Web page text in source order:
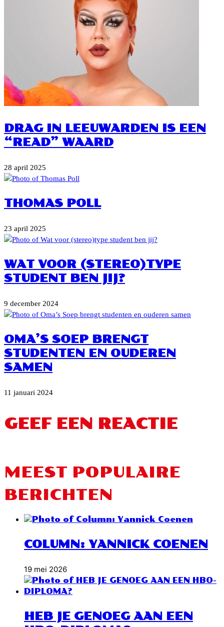
DRAG IN LEEUWARDEN IS EEN
“READ” WAARD
28 april 2025
THOMAS POLL
23 april 2025
WAT VOOR (STEREO)TYPE
STUDENT BEN JIJ?
9 december 2024
OMA’S SOEP BRENGT
STUDENTEN EN OUDEREN
SAMEN
11 januari 2024
GEEF EEN REACTIE
MEEST POPULAIRE
BERICHTEN
COLUMN: YANNICK COENEN
19 mei 2026
HEB JE GENOEG AAN EEN